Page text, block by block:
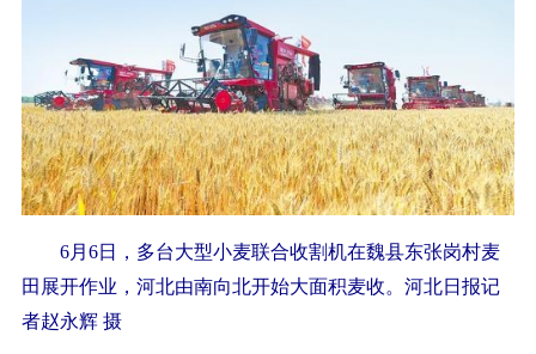
6月6日，多台大型小麦联合收割机在魏县东张岗村麦
田展开作业，河北由南向北开始大面积麦收。河北日报记
者赵永辉 摄